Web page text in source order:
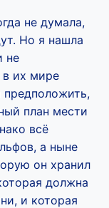
не думала,
Но я нашла
не
в их мире
предположить,
план мести
всё
а ныне
он хранил
должна
и которая